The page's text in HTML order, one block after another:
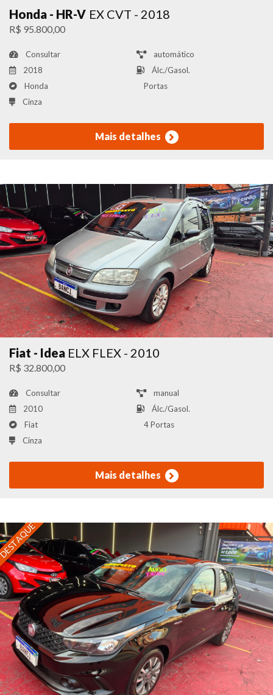
Honda - HR-V EX CVT - 2018
R$ 95.800,00
Consultar
automático
2018
Álc./Gasol.
Honda
Portas
Cinza
Mais detalhes
Fiat - Idea ELX FLEX - 2010
R$ 32.800,00
Consultar
manual
2010
Álc./Gasol.
Fiat
4 Portas
Cinza
Mais detalhes